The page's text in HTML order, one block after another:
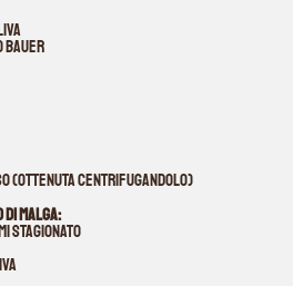
Bauer
(ottenuta centrifugandolo)
malga:
stagionato